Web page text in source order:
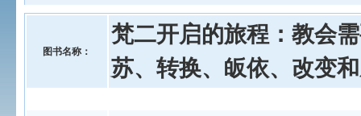
图书名称：
梵二开启的旅程：教会
苏、转换、皈依、改变